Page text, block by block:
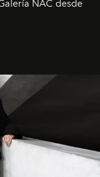
NAC desde